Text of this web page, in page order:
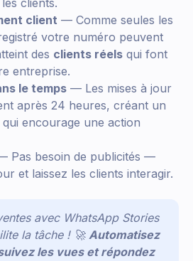
clients.
client — Comme seules les
votre numéro peuvent
des clients réels qui font
entreprise.
le temps — Les mises à jour
après 24 heures, créant un
encourage une action
Pas besoin de publicités —
et laissez les clients interagir.
avec WhatsApp Stories
la tâche ! 🚀 Automatisez
les vues et répondez